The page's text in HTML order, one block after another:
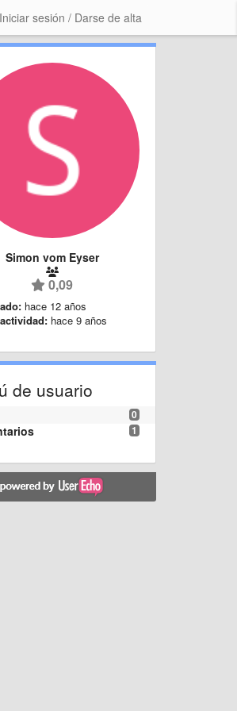
Iniciar sesión / Darse de alta
Simon vom Eyser
0,09
hace 12 años
hace 9 años
de usuario
0
1